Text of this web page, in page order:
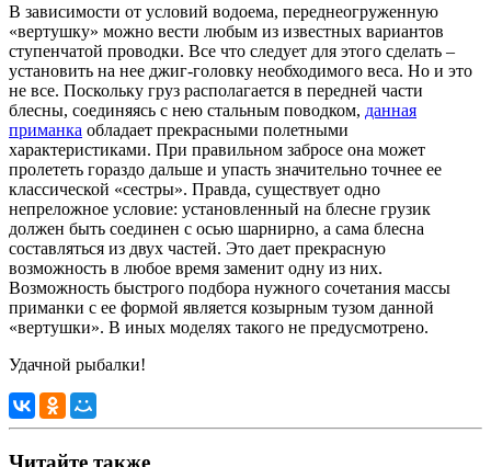
В зависимости от условий водоема, переднеогруженную
«вертушку» можно вести любым из известных вариантов
ступенчатой проводки. Все что следует для этого сделать –
установить на нее джиг-головку необходимого веса. Но и это
не все. Поскольку груз располагается в передней части
блесны, соединяясь с нею стальным поводком, данная
приманка обладает прекрасными полетными
характеристиками. При правильном забросе она может
пролететь гораздо дальше и упасть значительно точнее ее
классической «сестры». Правда, существует одно
непреложное условие: установленный на блесне грузик
должен быть соединен с осью шарнирно, а сама блесна
составляться из двух частей. Это дает прекрасную
возможность в любое время заменит одну из них.
Возможность быстрого подбора нужного сочетания массы
приманки с ее формой является козырным тузом данной
«вертушки». В иных моделях такого не предусмотрено.
Удачной рыбалки!
Читайте также